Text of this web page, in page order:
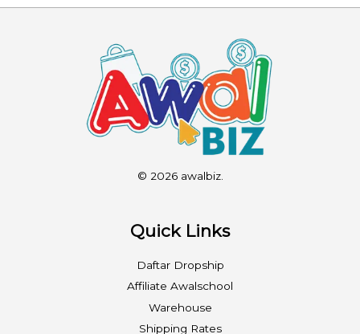
© 2026 awalbiz.
Quick Links
Daftar Dropship
Affiliate Awalschool
Warehouse
Shipping Rates